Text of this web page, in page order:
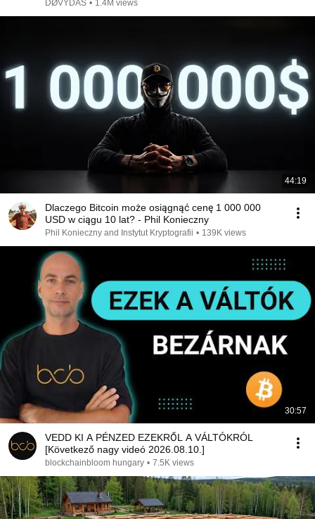
DØVYDAS • 1.4M views
44:19
Dlaczego Bitcoin może osiągnąć cenę 1 000 000
USD w ciągu 10 lat? - Phil Konieczny
Phil Konieczny and Instytut Kryptografii • 139K views
30:57
VEDD KI A PÉNZED EZEKRŐL A VÁLTÓKRÓL
[Következő nagy videó 2026.08.10.]
blockchainbloom hungary • 7.5K views